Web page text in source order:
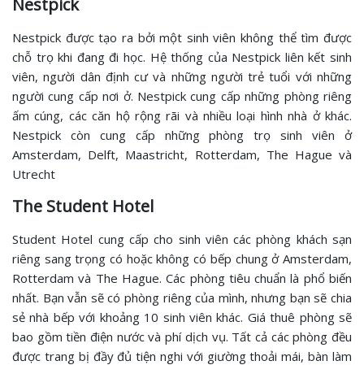
Nestpick
Nestpick được tạo ra bởi một sinh viên không thể tìm được
chỗ trọ khi đang đi học. Hệ thống của Nestpick liên kết sinh
viên, người dân định cư và những người trẻ tuổi với những
người cung cấp nơi ở. Nestpick cung cấp những phòng riêng
ấm cúng, các căn hộ rộng rãi và nhiều loại hình nhà ở khác.
Nestpick còn cung cấp những phòng trọ sinh viên ở
Amsterdam, Delft, Maastricht, Rotterdam, The Hague và
Utrecht
The Student Hotel
Student Hotel cung cấp cho sinh viên các phòng khách sạn
riêng sang trọng có hoặc không có bếp chung ở Amsterdam,
Rotterdam và The Hague. Các phòng tiêu chuẩn là phổ biến
nhất. Bạn vẫn sẽ có phòng riêng của mình, nhưng bạn sẽ chia
sẻ nhà bếp với khoảng 10 sinh viên khác. Giá thuê phòng sẽ
bao gồm tiền điện nước và phí dịch vụ. Tất cả các phòng đều
được trang bị đầy đủ tiện nghi với giường thoải mái, bàn làm